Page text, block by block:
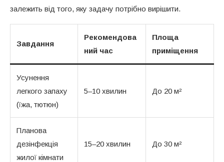
залежить від того, яку задачу потрібно вирішити.
Завдання
Рекомендова
ний час
Площа
приміщення
Усунення
легкого запаху
(їжа, тютюн)
5–10 хвилин До 20 м²
Планова
дезінфекція
жилої кімнати
15–20 хвилин До 30 м²